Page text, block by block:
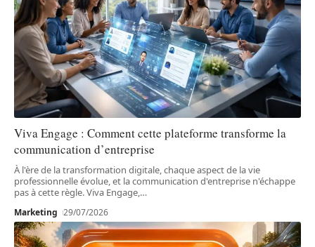
Viva Engage : Comment cette plateforme transforme la
communication d’entreprise
À l'ère de la transformation digitale, chaque aspect de la vie
professionnelle évolue, et la communication d'entreprise n'échappe
pas à cette règle. Viva Engage,…
Marketing 29/07/2026